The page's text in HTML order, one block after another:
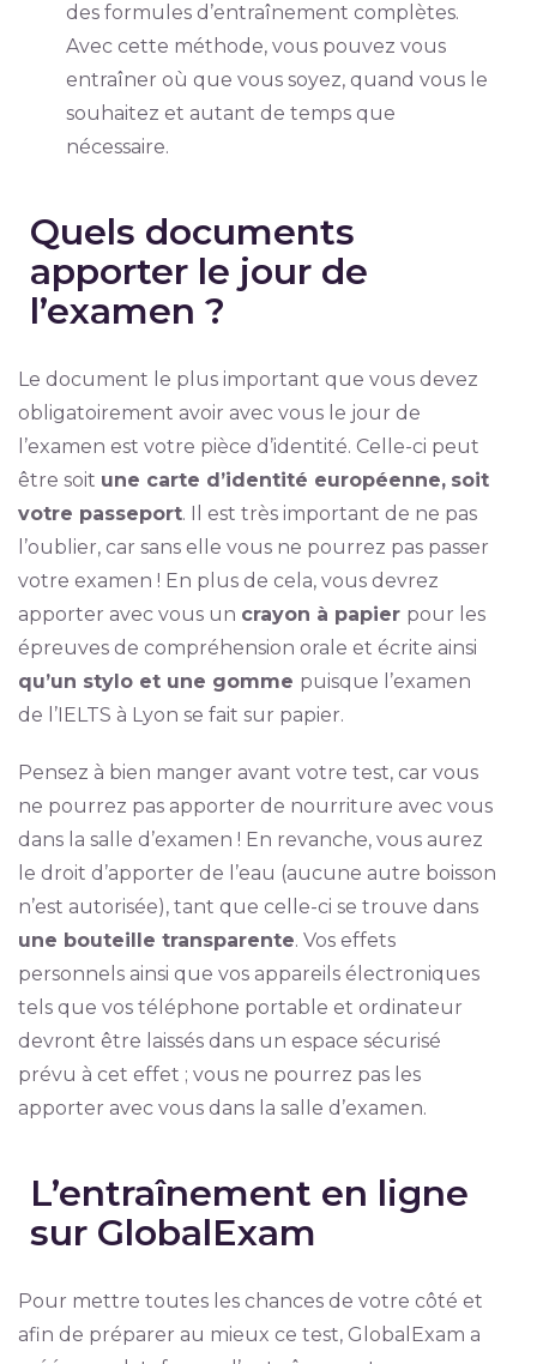
des formules d’entraînement complètes.
Avec cette méthode, vous pouvez vous
entraîner où que vous soyez, quand vous le
souhaitez et autant de temps que
nécessaire.
Quels documents
apporter le jour de
l’examen ?
Le document le plus important que vous devez
obligatoirement avoir avec vous le jour de
l’examen est votre pièce d’identité. Celle-ci peut
être soit une carte d’identité européenne, soit
votre passeport. Il est très important de ne pas
l’oublier, car sans elle vous ne pourrez pas passer
votre examen ! En plus de cela, vous devrez
apporter avec vous un crayon à papier pour les
épreuves de compréhension orale et écrite ainsi
qu’un stylo et une gomme puisque l’examen
de l’IELTS à Lyon se fait sur papier.
Pensez à bien manger avant votre test, car vous
ne pourrez pas apporter de nourriture avec vous
dans la salle d’examen ! En revanche, vous aurez
le droit d’apporter de l’eau (aucune autre boisson
n’est autorisée), tant que celle-ci se trouve dans
une bouteille transparente. Vos effets
personnels ainsi que vos appareils électroniques
tels que vos téléphone portable et ordinateur
devront être laissés dans un espace sécurisé
prévu à cet effet ; vous ne pourrez pas les
apporter avec vous dans la salle d’examen.
L’entraînement en ligne
sur GlobalExam
Pour mettre toutes les chances de votre côté et
afin de préparer au mieux ce test, GlobalExam a